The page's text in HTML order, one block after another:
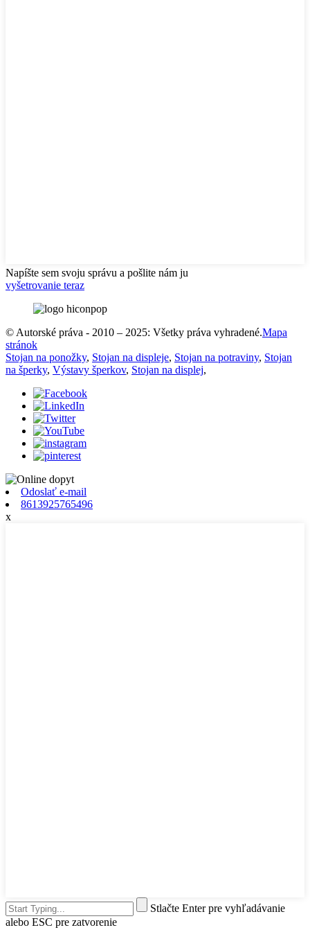
Napíšte sem svoju správu a pošlite nám ju
vyšetrovanie teraz
© Autorské práva - 2010 – 2025: Všetky práva vyhradené.Mapa
stránok
Stojan na ponožky, Stojan na displeje, Stojan na potraviny, Stojan
na šperky, Výstavy šperkov, Stojan na displej,
Odoslať e-mail
8613925765496
x
Stlačte Enter pre vyhľadávanie
alebo ESC pre zatvorenie